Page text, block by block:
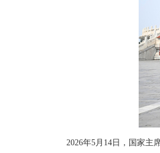
2026年5月14日，国家主